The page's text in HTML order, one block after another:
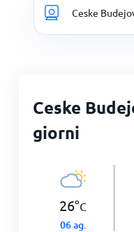
Ceske
Ceske
giorni
26°C
06 ag.